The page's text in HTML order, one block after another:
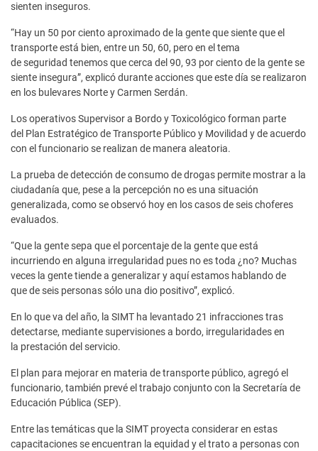
sienten inseguros.
“Hay un 50 por ciento aproximado de la gente que siente que el
transporte está bien, entre un 50, 60, pero en el tema
de seguridad tenemos que cerca del 90, 93 por ciento de la gente se
siente insegura”, explicó durante acciones que este día se realizaron
en los bulevares Norte y Carmen Serdán.
Los operativos Supervisor a Bordo y Toxicológico forman parte
del Plan Estratégico de Transporte Público y Movilidad y de acuerdo
con el funcionario se realizan de manera aleatoria.
La prueba de detección de consumo de drogas permite mostrar a la
ciudadanía que, pese a la percepción no es una situación
generalizada, como se observó hoy en los casos de seis choferes
evaluados.
“Que la gente sepa que el porcentaje de la gente que está
incurriendo en alguna irregularidad pues no es toda ¿no? Muchas
veces la gente tiende a generalizar y aquí estamos hablando de
que de seis personas sólo una dio positivo”, explicó.
En lo que va del año, la SIMT ha levantado 21 infracciones tras
detectarse, mediante supervisiones a bordo, irregularidades en
la prestación del servicio.
El plan para mejorar en materia de transporte público, agregó el
funcionario, también prevé el trabajo conjunto con la Secretaría de
Educación Pública (SEP).
Entre las temáticas que la SIMT proyecta considerar en estas
capacitaciones se encuentran la equidad y el trato a personas con